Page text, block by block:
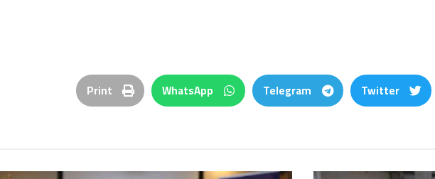
Twitter
Telegram
WhatsApp
Print